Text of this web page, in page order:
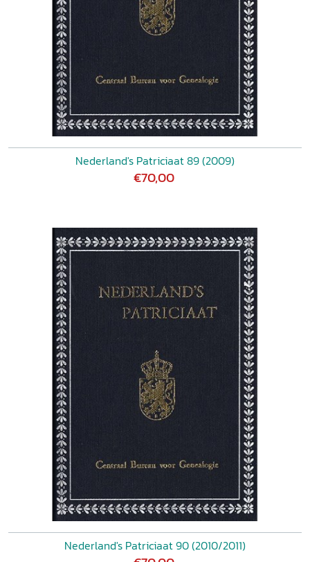
Nederland's Patriciaat 89 (2009)
€70,00
Nederland's Patriciaat 90 (2010/2011)